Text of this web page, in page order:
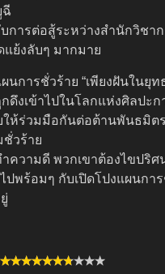
ฉี
การต่อสู้ระหว่างสำนักวิชา
ย้งลับๆ มากมาย
นการชั่วร้าย “เพียงฝันในยุท
ดึงเข้าไปในโลกแห่งศิลปะก
ให้ร่วมมือกันต่อต้านพันธมิต
วร้าย
ความดี พวกเขาต้องไขปริ
ปพร้อมๆ กับเปิดโปงแผนกา